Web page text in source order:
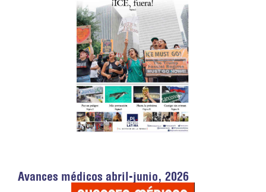
Avances médicos abril-junio, 2026